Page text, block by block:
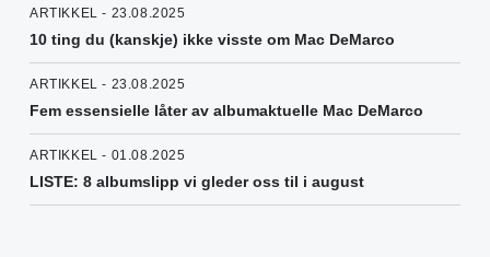
ARTIKKEL - 23.08.2025
10 ting du (kanskje) ikke visste om Mac DeMarco
ARTIKKEL - 23.08.2025
Fem essensielle låter av albumaktuelle Mac DeMarco
ARTIKKEL - 01.08.2025
LISTE: 8 albumslipp vi gleder oss til i august